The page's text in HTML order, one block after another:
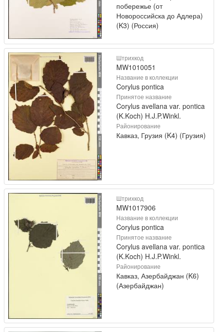
побережье (от
Новороссийска до Адлера)
(K3) (Россия)
Штрихкод
MW1010051
Название в коллекции
Corylus pontica
Принятое название
Corylus avellana var. pontica
(K.Koch) H.J.P.Winkl.
Районирование
Кавказ, Грузия (K4) (Грузия)
Штрихкод
MW1017906
Название в коллекции
Corylus pontica
Принятое название
Corylus avellana var. pontica
(K.Koch) H.J.P.Winkl.
Районирование
Кавказ, Азербайджан (K6)
(Азербайджан)